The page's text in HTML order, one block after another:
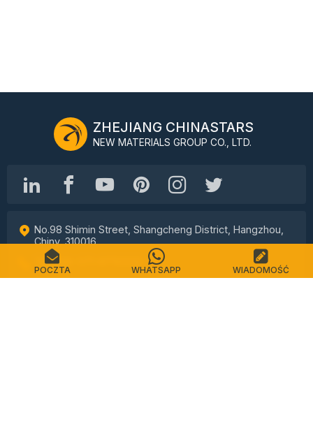
ZHEJIANG CHINASTARS
NEW MATERIALS GROUP CO., LTD.
No.98 Shimin Street, Shangcheng District, Hangzhou,
Chiny, 310016
Tel: +86-571-87155512
POCZTA WHATSAPP WIADOMOŚĆ